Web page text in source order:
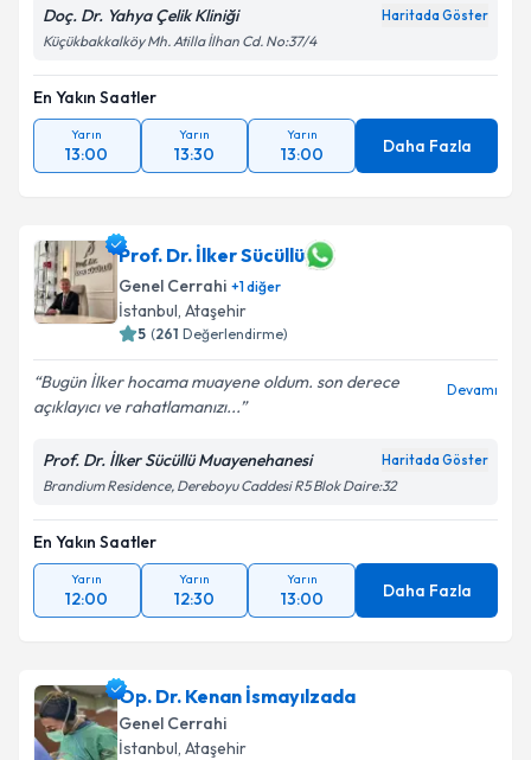
Doç. Dr. Yahya Çelik Kliniği Haritada Göster
Küçükbakkalköy Mh. Atilla İlhan Cd. No:37/4
En Yakın Saatler
Yarın
13:00
Yarın
13:30
Yarın
13:00 Daha Fazla
Prof. Dr. İlker Sücüllü
Genel Cerrahi +1diğer
İstanbul, Ataşehir
5 (261 Değerlendirme)
Bugün İlker hocama muayene oldum. son derece
açıklayıcı ve rahatlamanızı...
Devamı
Prof. Dr. İlker Sücüllü Muayenehanesi Haritada Göster
Brandium Residence, Dereboyu Caddesi R5 Blok Daire:32
En Yakın Saatler
Yarın
12:00
Yarın
12:30
Yarın
13:00 Daha Fazla
Op. Dr. Kenan İsmayılzada
Genel Cerrahi
İstanbul, Ataşehir